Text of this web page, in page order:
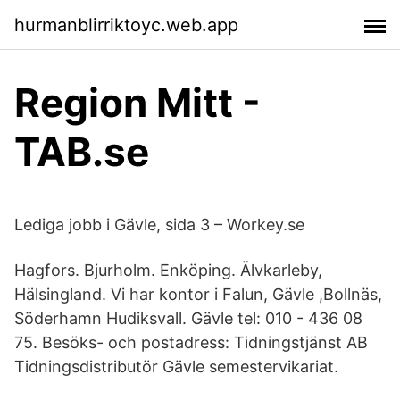
hurmanblirriktoyc.web.app
Region Mitt -
TAB.se
Lediga jobb i Gävle, sida 3 – Workey.se
Hagfors. Bjurholm. Enköping. Älvkarleby,
Hälsingland. Vi har kontor i Falun, Gävle ,Bollnäs,
Söderhamn Hudiksvall. Gävle tel: 010 - 436 08
75. Besöks- och postadress: Tidningstjänst AB
Tidningsdistributör Gävle semestervikariat.